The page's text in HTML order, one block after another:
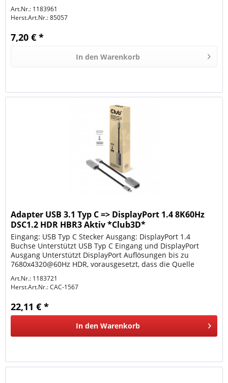
Art.Nr.: 1183961
Herst.Art.Nr.:85057
7,20 € *
In den Warenkorb
Adapter USB 3.1 Typ C => DisplayPort 1.4 8K60Hz
DSC1.2 HDR HBR3 Aktiv *Club3D*
Eingang: USB Typ C Stecker Ausgang: DisplayPort 1.4
Buchse Unterstützt USB Typ C Eingang und DisplayPort
Ausgang Unterstützt DisplayPort Auflösungen bis zu
7680x4320@60Hz HDR, vorausgesetzt, dass die Quelle
Art.Nr.: 1183721
Herst.Art.Nr.:CAC-1567
22,11 € *
In den Warenkorb